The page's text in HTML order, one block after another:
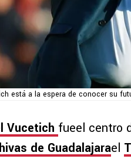
está a la espera de conocer su
Vucetich fueel centro
de Guadalajarael